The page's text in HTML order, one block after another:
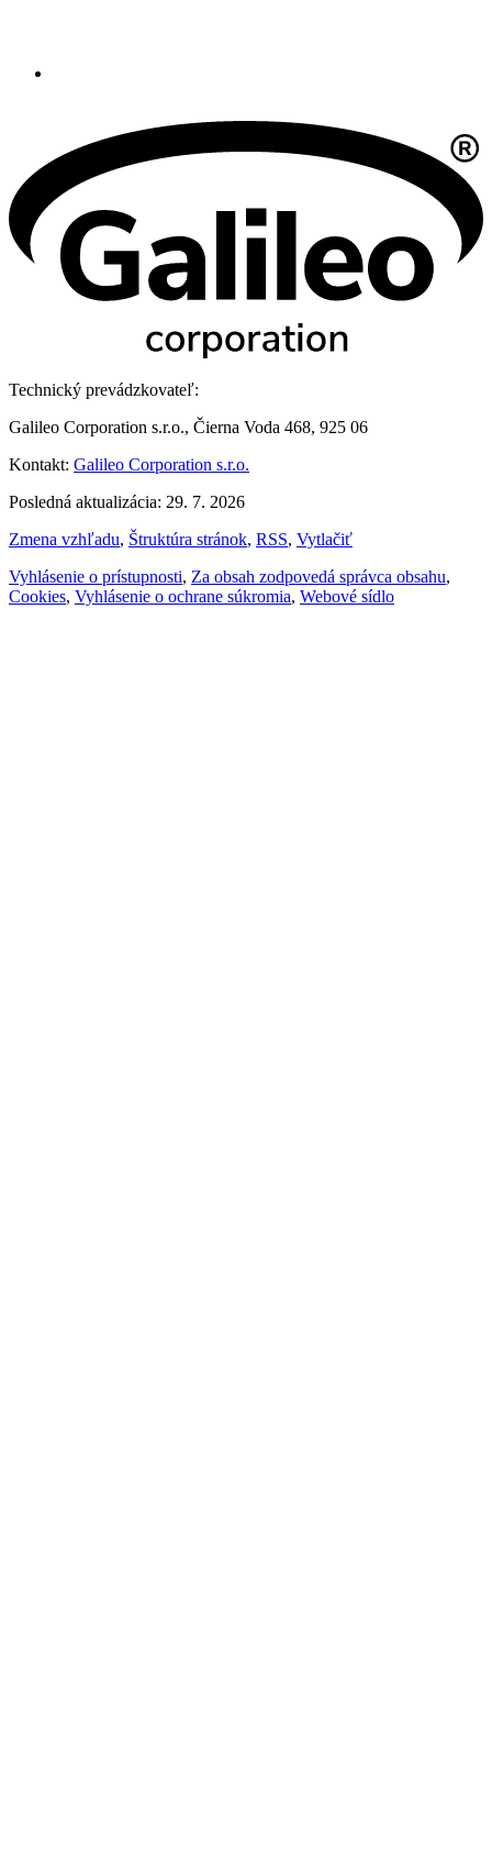
Technický prevádzkovateľ:
Galileo Corporation s.r.o., Čierna Voda 468, 925 06
Kontakt: Galileo Corporation s.r.o.
Posledná aktualizácia: 29. 7. 2026
Zmena vzhľadu, Štruktúra stránok, RSS, Vytlačiť
Vyhlásenie o prístupnosti, Za obsah zodpovedá správca obsahu,
Cookies, Vyhlásenie o ochrane súkromia, Webové sídlo